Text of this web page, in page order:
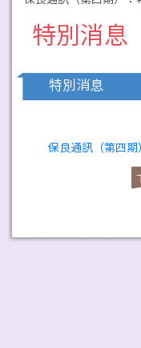
特別消息
特別消息
保良通訊（第四